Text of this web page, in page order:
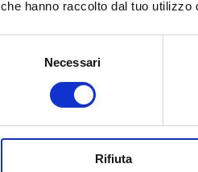
che hanno raccolto dal tuo utilizzo
Necessari
Rifiuta